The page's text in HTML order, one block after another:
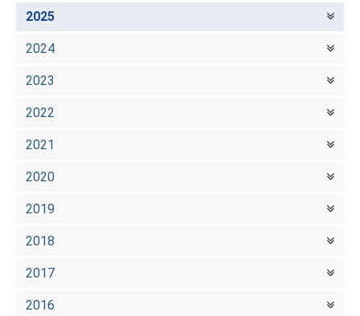
2025
2024
2023
2022
2021
2020
2019
2018
2017
2016